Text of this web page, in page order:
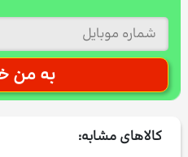
کالاهای مشابه: